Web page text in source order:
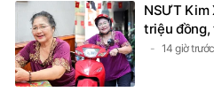
NSƯT Kim
triệu
14 giờ trước